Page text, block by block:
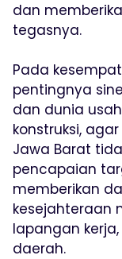
dan
tegasnya.
Pada
pentingnya
dan dunia
konstruksi,
Jawa Barat
pencapaian
memberikan
kesejahteraan
lapangan
daerah.